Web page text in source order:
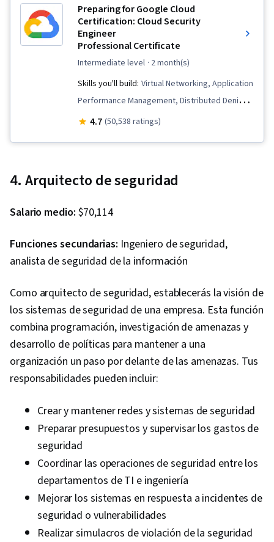
Preparing for Google Cloud
Certification: Cloud Security
Engineer
Professional Certificate
intermediate level · 2 month(s)
Skills you'll build: Virtual Networking, Application
Performance Management, Distributed Denial-
Of-Service (DDoS) Attacks, Prompt Engineering,
Tools, Kubernetes, Identity and Access
Prevention, Network Architecture, Cloud
Security, Cloud Infrastructure, Load Balancing,
Virtual Private Networks (VPN), Network
Management, Vulnerability Scanning, Hardening,
OAuth, Virtual Machines, Authentications,
Authorization (Computing), Data Security,
Security Controls, Cloud Storage, Role-Based
Access Control (RBAC), Web Applications,
System Monitoring, Threat Detection, Malware
Awareness, Continuous Monitoring, Threat
Management, Event Monitoring, IT Automation,
Network Troubleshooting, Service Level,
General Networking, Computer Networking,
Network Performance Management, Network
Analysis, Cloud Services, Network Planning And
Design, Network Security, Security
Requirements Analysis, Firewall, Network
4.7 (50,538 ratings)
4. Arquitecto de seguridad
Salario medio: $70,114
Funciones secundarias: Ingeniero de seguridad,
analista de seguridad de la información
Como arquitecto de seguridad, establecerás la visión de
los sistemas de seguridad de una empresa. Esta función
combina programación, investigación de amenazas y
desarrollo de políticas para mantener a una
organización un paso por delante de las amenazas. Tus
responsabilidades pueden incluir:
Crear y mantener redes y sistemas de seguridad
Preparar presupuestos y supervisar los gastos de
seguridad
Coordinar las operaciones de seguridad entre los
departamentos de TI e ingeniería
Mejorar los sistemas en respuesta a incidentes de
seguridad o vulnerabilidades
Realizar simulacros de violación de la seguridad